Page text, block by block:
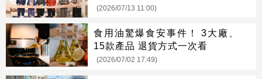
(2026/07/13 11:00)
食用油驚爆食安事件！ 3大廠、
15款產品 退貨方式一次看
(2026/07/02 17:49)